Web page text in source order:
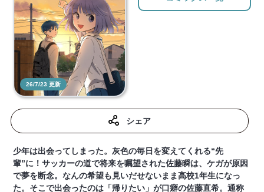
26/7/23 更新
シェア
少年は出会ってしまった。灰色の毎日を変えてくれる“先
輩”に！サッカーの道で将来を嘱望された佐藤瞬は、ケガが原因
で夢を断念。なんの希望も見いだせないまま高校1年生になっ
た。そこで出会ったのは「帰りたい」が口癖の佐藤直希。通称